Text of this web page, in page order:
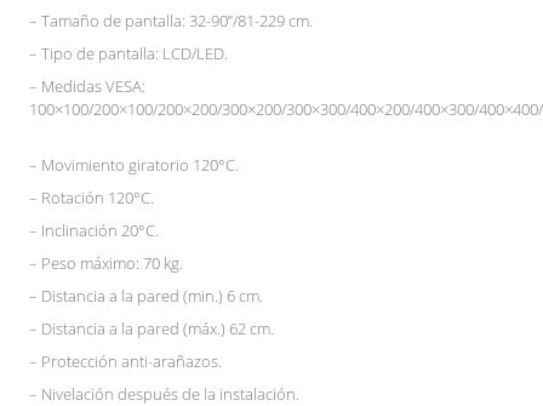
– Tamaño de pantalla: 32-90”/81-229 cm.
– Tipo de pantalla: LCD/LED.
– Medidas VESA:
100×100/200×100/200×200/300×200/300×300/400×200/400×300/
– Movimiento giratorio 120°C.
– Rotación 120°C.
– Inclinación 20°C.
– Peso máximo: 70 kg.
– Distancia a la pared (min.) 6 cm.
– Distancia a la pared (máx.) 62 cm.
– Protección anti-arañazos.
– Nivelación después de la instalación.